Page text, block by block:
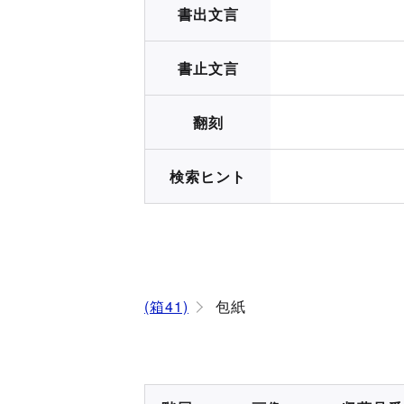
書出文言
書止文言
翻刻
検索ヒント
(箱41) 包紙